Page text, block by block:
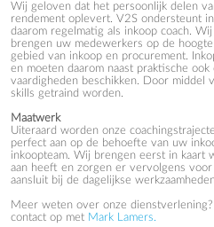
Wij geloven dat het persoonlijk delen
rendement oplevert. V2S ondersteunt
daarom regelmatig als inkoop coach.
brengen uw medewerkers op de
gebied van inkoop en procurement.
en moeten daarom naast praktische
vaardigheden beschikken. Door middel
skills getraind worden.
Maatwerk
Uiteraard worden onze
perfect aan op de behoefte van uw
inkoopteam. Wij brengen eerst in kaart
aan heeft en zorgen er vervolgens voor
aansluit bij de dagelijkse
Meer weten over onze
contact op met Mark Lamers.